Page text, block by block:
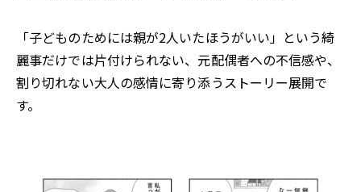
「子どものためには親が2人いたほうがいい」という綺
麗事だけでは片付けられない、元配偶者への不信感や、
割り切れない大人の感情に寄り添うストーリー展開で
す。